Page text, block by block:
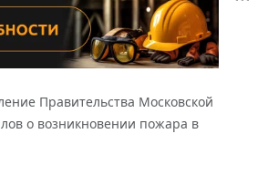
Правительства Московской
о возникновении пожара в